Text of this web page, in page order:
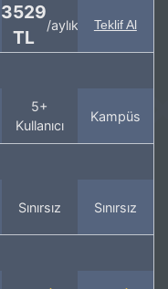
3529
TL
/aylık Teklif Al
5+
Kullanıcı
Kampüs
Sınırsız Sınırsız